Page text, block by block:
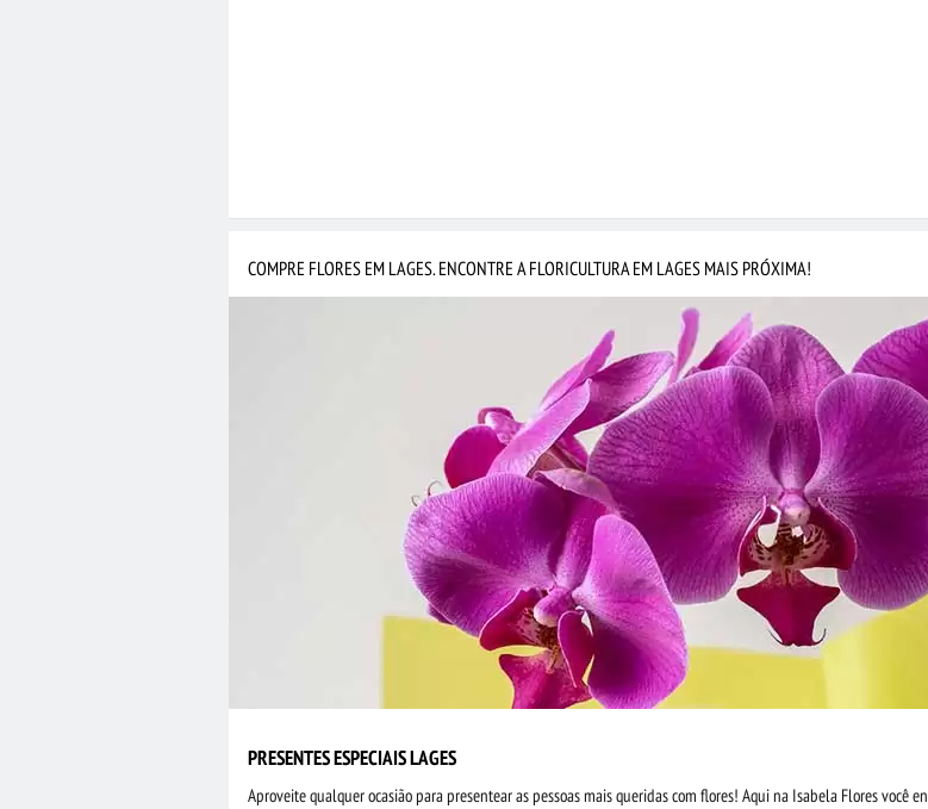
COMPRE FLORES EM LAGES. ENCONTRE A FLORICULTURA EM LAGES MAIS PRÓXIMA!
PRESENTES ESPECIAIS LAGES
Aproveite qualquer ocasião para presentear as pessoas mais queridas com flores! Aqui na Isabela Flores você